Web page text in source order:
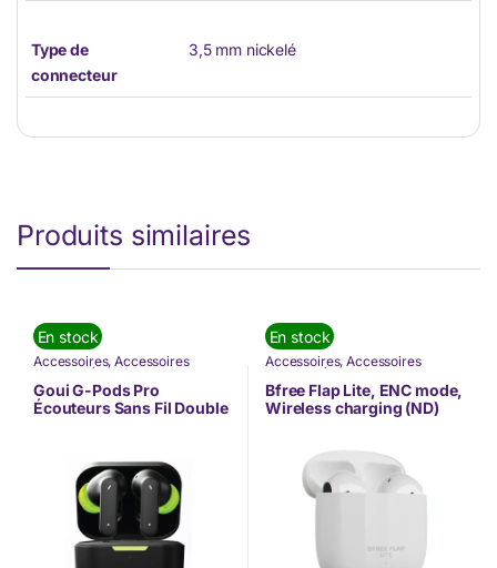
Type de
connecteur
3,5 mm nickelé
Produits similaires
En stock
Accessoires,Accessoires
Écouteurs
Marques,Offres à ne pas rater
TÉLÉPHONIE,Téléphonie &
Tablette
Goui G-Pods Pro
Écouteurs Sans Fil Double
En stock
Accessoires,Accessoires
Écouteurs
Marques,Oryx,TÉLÉPHONIE
Bfree Flap Lite, ENC mode,
Wireless charging (ND)